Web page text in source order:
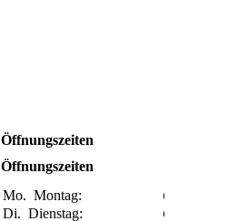
Öffnungszeiten
Öffnungszeiten
Mo. Montag:
Geschlossen
Di. Dienstag:
Geschlossen